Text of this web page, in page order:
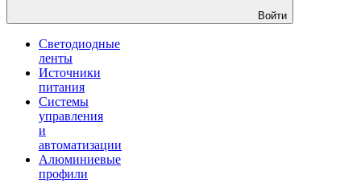
Войти
Светодиодные
ленты
Источники
питания
Системы
управления
и
автоматизации
Алюминиевые
профили